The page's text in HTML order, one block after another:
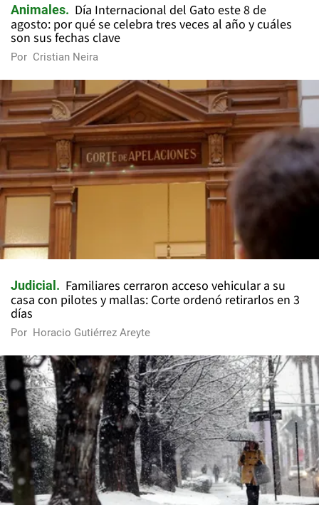
Animales
Día Internacional del Gato este 8 de
agosto: por qué se celebra tres veces al año y cuáles
son sus fechas clave
Por Cristian Neira
Judicial
Familiares cerraron acceso vehicular a su
casa con pilotes y mallas: Corte ordenó retirarlos en 3
días
Por Horacio Gutiérrez Areyte